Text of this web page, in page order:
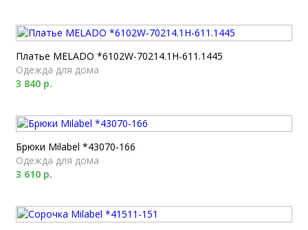
Платье MELADO *6102W-70214.1H-611.1445
Одежда для дома
3 840 р.
Брюки Milabel *43070-166
Одежда для дома
3 610 р.